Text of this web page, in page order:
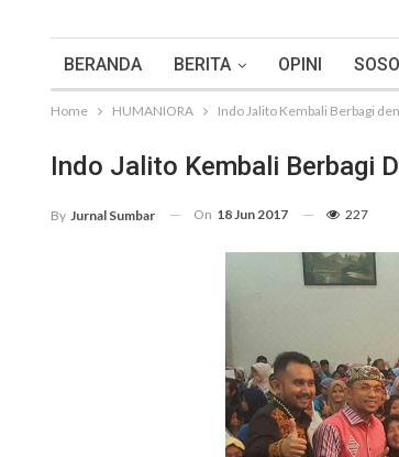
BERANDA BERITA OPINI
Home HUMANIORA Indo Jalito Kembali Berbagi
Indo Jalito Kembali Berbagi
By Jurnal Sumbar On 18 Jun 2017 227